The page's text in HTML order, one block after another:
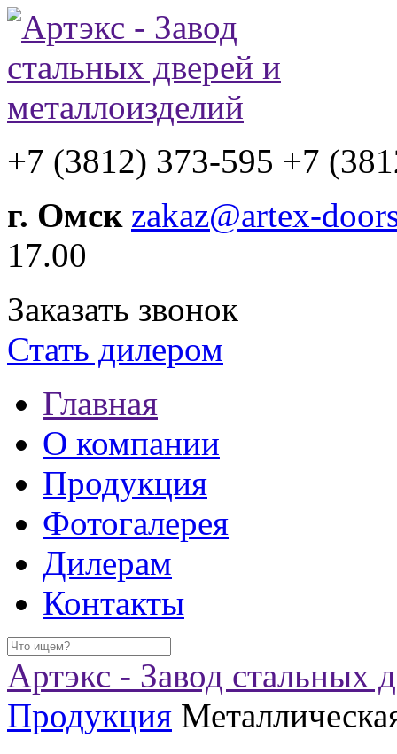
+7 (3812) 373-595 +7
г. Омск zakaz@artex-
17.00
Заказать звонок
Стать дилером
Главная
О компании
Продукция
Фотогалерея
Дилерам
Контакты
Артэкс - Завод стальных
Продукция